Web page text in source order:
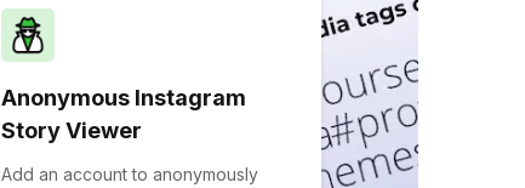
Anonymous Instagram
Story Viewer
Add an account to anonymously